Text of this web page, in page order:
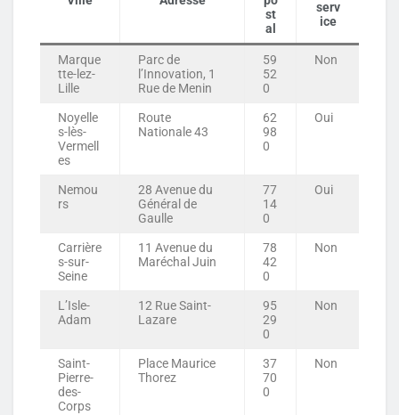
st
al
serv
ice
Marque
tte-lez-
Lille
Parc de
l’Innovation, 1
Rue de Menin
59
52
0
Non
Noyelle
s-lès-
Vermell
es
Route
Nationale 43
62
98
0
Oui
Nemou
rs
28 Avenue du
Général de
Gaulle
77
14
0
Oui
Carrière
s-sur-
Seine
11 Avenue du
Maréchal Juin
78
42
0
Non
L’Isle-
Adam
12 Rue Saint-
Lazare
95
29
0
Non
Saint-
Pierre-
des-
Corps
Place Maurice
Thorez
37
70
0
Non